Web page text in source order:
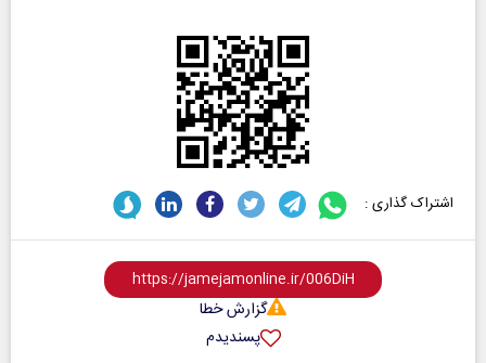
اشتراک گذاری :
گزارش خطا
پسندیدم